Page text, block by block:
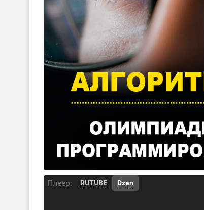
Плеер: RUTUBE Dzen